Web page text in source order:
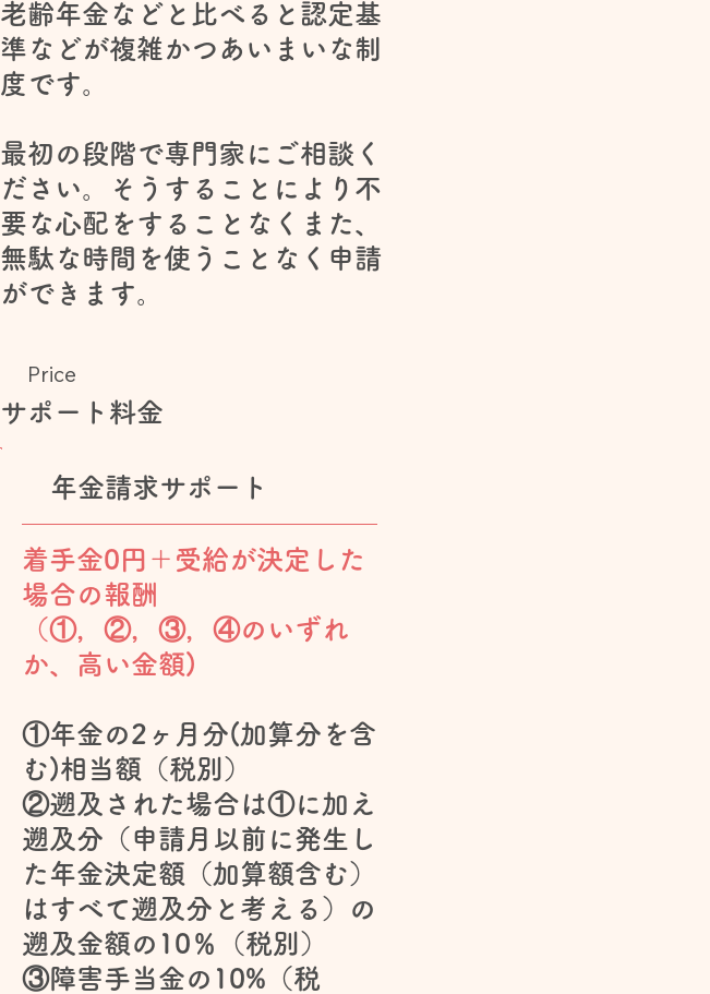
老齢年金などと比べると認定基
準などが複雑かつあいまいな制
度です。
最初の段階で専門家にご相談く
ださい。そうすることにより不
要な心配をすることなくまた、
無駄な時間を使うことなく申請
ができます。
Price
サポート料金
年金請求サポート
着手金0円＋受給が決定した
場合の報酬
（①，②，③，④のいずれ
か、高い金額)
①年金の2ヶ月分(加算分を含
む)相当額（税別）
②遡及された場合は①に加え
遡及分（申請月以前に発生し
た年金決定額（加算額含む）
はすべて遡及分と考える）の
遡及金額の10％（税別）
③障害手当金の10%（税